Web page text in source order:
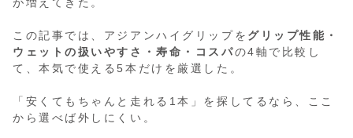
が増えてきた。
この記事では、アジアンハイグリップを グリップ性能・
ウェットの扱いやすさ・寿命・コスパの4軸で比較し
て、本気で使える5本だけを厳選した。
「安くてもちゃんと走れる1本」を探してるなら、ここ
から選べば外しにくい。